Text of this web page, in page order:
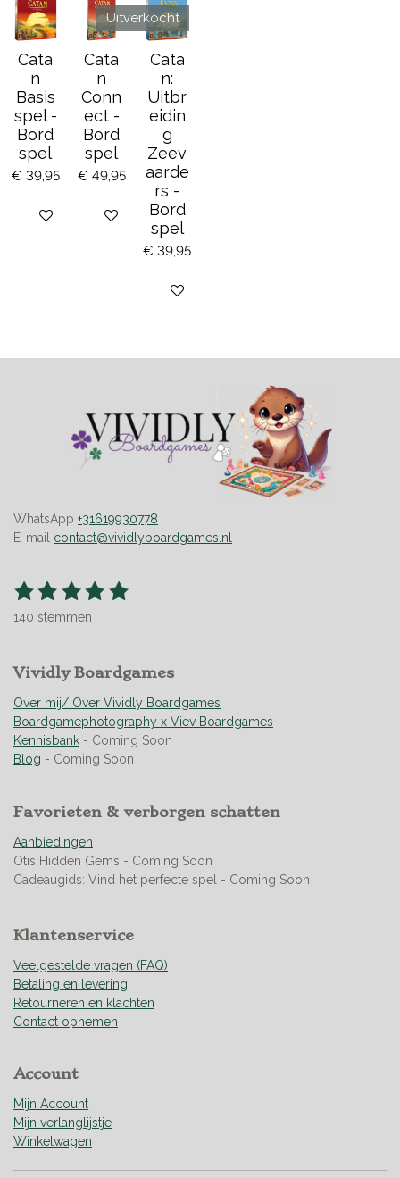
Cata
n
Basis
spel -
Bord
spel
€ 39,95
Bekijk details
Cata
n
Conn
ect -
Bord
spel
€ 49,95
Bekijk details
Uitverkocht
Cata
n:
Uitbr
eidin
g
Zeev
aarde
rs -
Bord
spel
€ 39,95
Houd mij op de hoogte
WhatsApp +31619930778
E-mail contact@vividlyboardgames.nl
R
n
g
:
4
.
9
t
e
r
r
1
s
r
2
s
r
r
e
n
3
s
r
r
e
n
4
s
r
r
e
n
5
r
r
e
n
S
n
140 stemmen
Vividly Boardgames
Over mij/ Over Vividly Boardgames
Boardgamephotography x Viev Boardgames
Kennisbank - Coming Soon
Blog - Coming Soon
Favorieten & verborgen schatten
Aanbiedingen
Otis Hidden Gems - Coming Soon
Cadeaugids: Vind het perfecte spel - Coming Soon
Klantenservice
Veelgestelde vragen (FAQ)
Betaling en levering
Retourneren en klachten
Contact opnemen
Account
Mijn Account
Mijn verlanglijstje
Winkelwagen